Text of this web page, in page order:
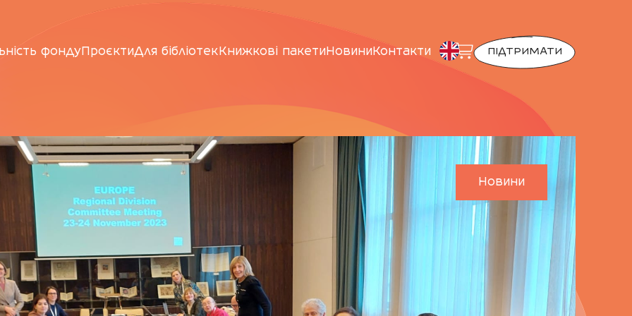
фонду ПроєктиДля бібліотек Книжкові пакети Новини Контакти ПІДТРИМАТИ
Новини